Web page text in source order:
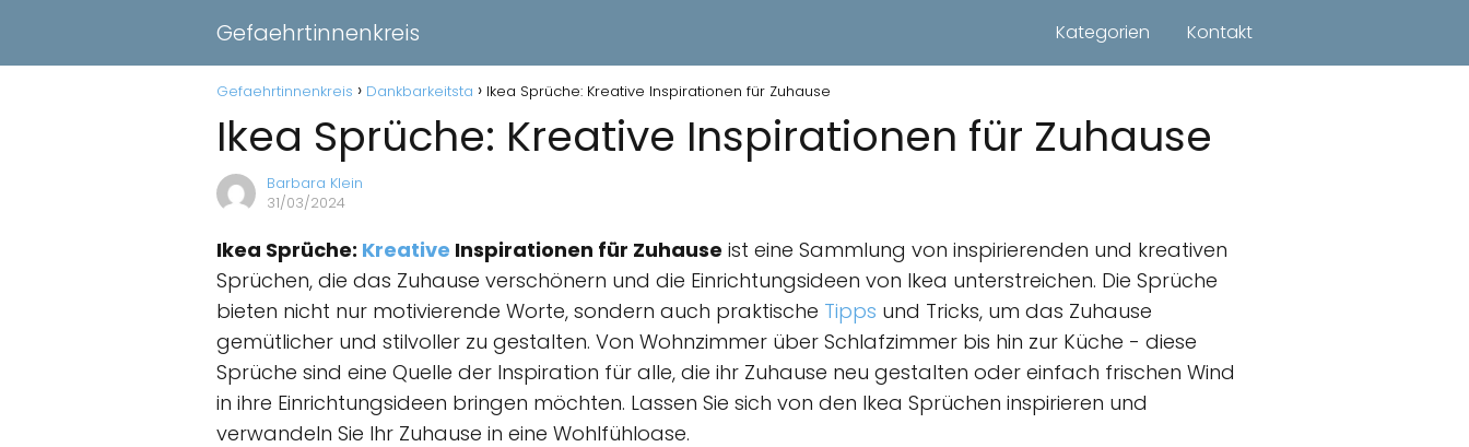
Gefaehrtinnenkreis Kategorien Kontakt
Gefaehrtinnenkreis Dankbarkeitsta Ikea Sprüche: Kreative Inspirationen für Zuhause
Ikea Sprüche: Kreative Inspirationen für Zuhause
Barbara Klein
31/03/2024
Ikea Sprüche: Kreative Inspirationen für Zuhause ist eine Sammlung von inspirierenden und kreativen
Sprüchen, die das Zuhause verschönern und die Einrichtungsideen von Ikea unterstreichen. Die Sprüche
bieten nicht nur motivierende Worte, sondern auch praktische Tipps und Tricks, um das Zuhause
gemütlicher und stilvoller zu gestalten. Von Wohnzimmer über Schlafzimmer bis hin zur Küche - diese
Sprüche sind eine Quelle der Inspiration für alle, die ihr Zuhause neu gestalten oder einfach frischen Wind
in ihre Einrichtungsideen bringen möchten. Lassen Sie sich von den Ikea Sprüchen inspirieren und
verwandeln Sie Ihr Zuhause in eine Wohlfühloase.